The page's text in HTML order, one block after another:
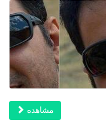
مشاهده